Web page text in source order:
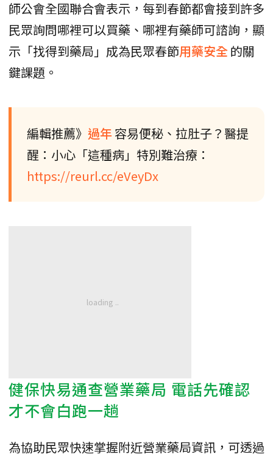
師公會全國聯合會表示，每到春節都會接到許多
民眾詢問哪裡可以買藥、哪裡有藥師可諮詢，顯
示「找得到藥局」成為民眾春節用藥安全的關
鍵課題。
編輯推薦》 過年容易便秘、拉肚子？醫提
醒：小心「這種病」特別難治療：
https://reurl.cc/eVeyDx
健保快易通查營業藥局 電話先確認
才不會白跑一趟
為協助民眾快速掌握附近營業藥局資訊，可透過